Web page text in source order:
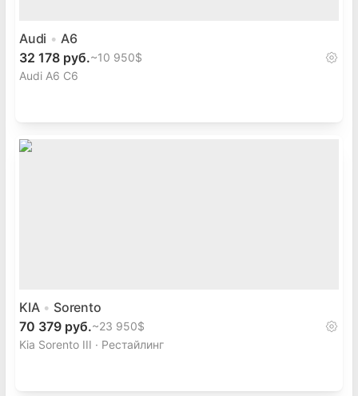
Audi
A6
32 178 руб.~10 950$
Audi A6 C6
KIA
Sorento
70 379 руб.~23 950$
Kia Sorento III · Рестайлинг